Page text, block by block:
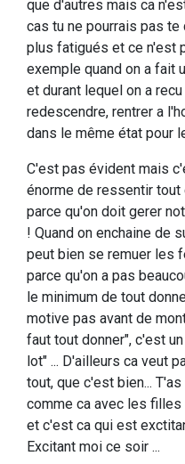
que d'autres mais ca
cas tu ne pourrais pas
plus fatigués et ce n'est
exemple quand on a fait
et durant lequel on a
redescendre, rentrer a
dans le même état pour
C'est pas évident mais
énorme de ressentir tout
parce qu'on doit gerer
! Quand on enchaine de
peut bien se remuer les
parce qu'on a pas
le minimum de tout
motive pas avant de
faut tout donner", c'est
lot" ... D'ailleurs ca veut
tout, que c'est bien...
comme ca avec les filles
et c'est ca qui est
Excitant moi ce soir ...